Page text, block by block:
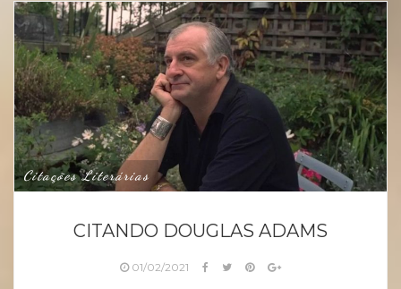
Citações Literárias
CITANDO DOUGLAS ADAMS
01/02/2021